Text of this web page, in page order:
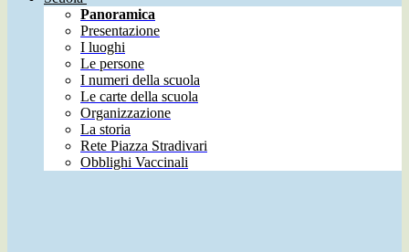
Panoramica
Presentazione
I luoghi
Le persone
I numeri della scuola
Le carte della scuola
Organizzazione
La storia
Rete Piazza Stradivari
Obblighi Vaccinali